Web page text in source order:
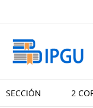
SECCIÓN 2